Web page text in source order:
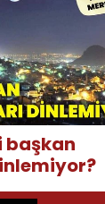
başkan